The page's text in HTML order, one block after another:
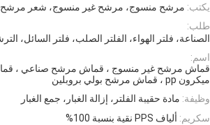
يكتب: مرشح منسوج، مرشح غير منسوج، شعر
طلب:
الصناعة، فلتر الهواء، الفلتر الصلب، فلتر السائل،
اسم:
ميكرون pp ، قماش مرشح بولي بروبلين
وظيفة: مادة حقيبة الفلتر، إزالة الغبار، جمع الغبار
سكريم: ألياف PPS نقية بنسبة 100%